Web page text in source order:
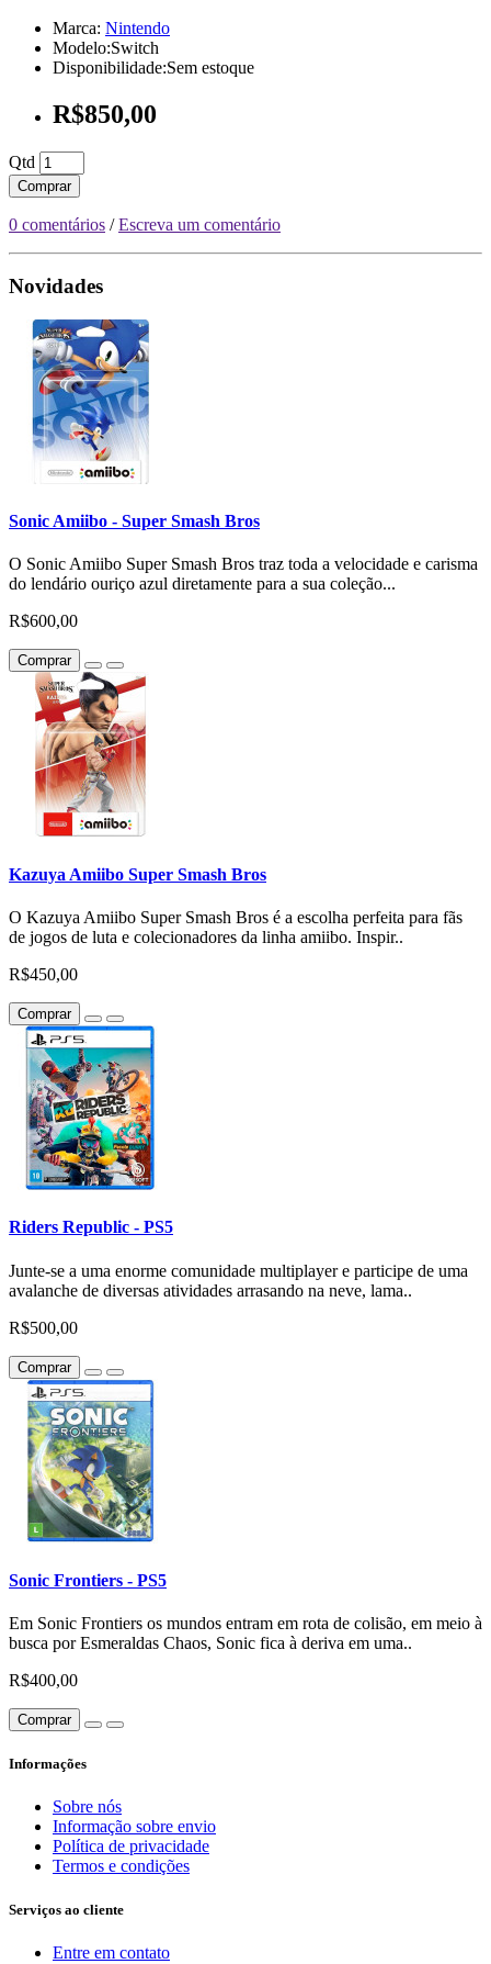
Marca: Nintendo
Modelo:Switch
Disponibilidade:Sem estoque
R$850,00
Qtd
Comprar
0 comentários /Escreva um comentário
Novidades
Sonic Amiibo - Super Smash Bros
O Sonic Amiibo Super Smash Bros traz toda a velocidade e carisma
do lendário ouriço azul diretamente para a sua coleção...
R$600,00
Comprar
Kazuya Amiibo Super Smash Bros
O Kazuya Amiibo Super Smash Bros é a escolha perfeita para fãs
de jogos de luta e colecionadores da linha amiibo. Inspir..
R$450,00
Comprar
Riders Republic - PS5
Junte-se a uma enorme comunidade multiplayer e participe de uma
avalanche de diversas atividades arrasando na neve, lama..
R$500,00
Comprar
Sonic Frontiers - PS5
Em Sonic Frontiers os mundos entram em rota de colisão, em meio à
busca por Esmeraldas Chaos, Sonic fica à deriva em uma..
R$400,00
Comprar
Informações
Sobre nós
Informação sobre envio
Política de privacidade
Termos e condições
Serviços ao cliente
Entre em contato